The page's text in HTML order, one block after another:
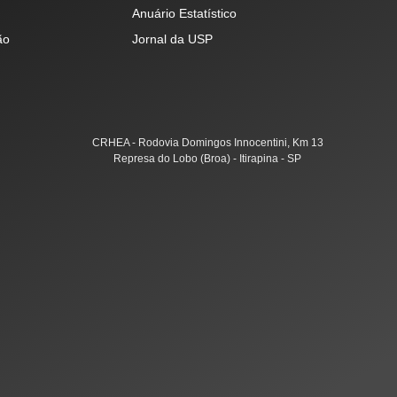
Anuário Estatístico
Jornal da USP
CRHEA - Rodovia Domingos Innocentini, Km 13
Represa do Lobo (Broa) - Itirapina - SP